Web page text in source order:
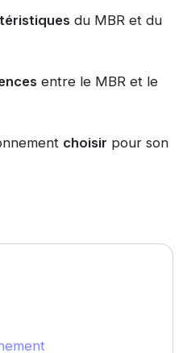
du MBR et du
entre le MBR et le
choisir pour son